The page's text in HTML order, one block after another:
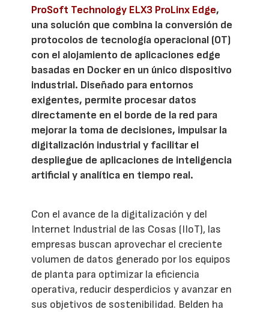
ProSoft Technology ELX3 ProLinx Edge,
una solución que combina la conversión de
protocolos de tecnología operacional (OT)
con el alojamiento de aplicaciones edge
basadas en Docker en un único dispositivo
industrial. Diseñado para entornos
exigentes, permite procesar datos
directamente en el borde de la red para
mejorar la toma de decisiones, impulsar la
digitalización industrial y facilitar el
despliegue de aplicaciones de inteligencia
artificial y analítica en tiempo real.
Con el avance de la digitalización y del
Internet Industrial de las Cosas (IIoT), las
empresas buscan aprovechar el creciente
volumen de datos generado por los equipos
de planta para optimizar la eficiencia
operativa, reducir desperdicios y avanzar en
sus objetivos de sostenibilidad. Belden ha